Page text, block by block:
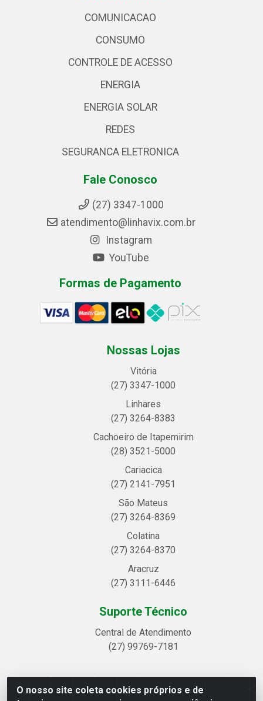
O nosso site coleta cookies próprios e de
COMUNICACAO
CONSUMO
CONTROLE DE ACESSO
ENERGIA
ENERGIA SOLAR
REDES
SEGURANCA ELETRONICA
Fale Conosco
(27) 3347-1000
atendimento@linhavix.com.br
Instagram
YouTube
Formas de Pagamento
Nossas Lojas
Vitória
(27) 3347-1000
Linhares
(27) 3264-8383
Cachoeiro de Itapemirim
(28) 3521-5000
Cariacica
(27) 2141-7951
São Mateus
(27) 3264-8369
Colatina
(27) 3264-8370
Aracruz
(27) 3111-6446
Suporte Técnico
Central de Atendimento
(27) 99769-7181
Linhavix Distribuidora LTDA - Avenida Alegre, 2521 -